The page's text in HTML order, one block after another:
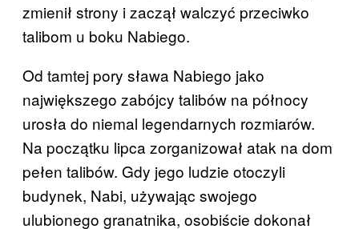
zmienił strony i zaczął walczyć przeciwko
talibom u boku Nabiego.
Od tamtej pory sława Nabiego jako
największego zabójcy talibów na północy
urosła do niemal legendarnych rozmiarów.
Na początku lipca zorganizował atak na dom
pełen talibów. Gdy jego ludzie otoczyli
budynek, Nabi, używając swojego
ulubionego granatnika, osobiście dokonał